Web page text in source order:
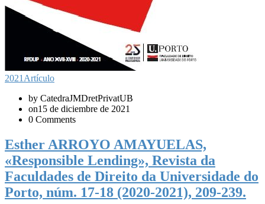
2021 Artículo
by CatedraJMDretPrivatUB
on15 de diciembre de 2021
0 Comments
Esther ARROYO AMAYUELAS,
«Responsible Lending», Revista da
Faculdades de Direito da Universidade do
Porto, núm. 17-18 (2020-2021), 209-239.